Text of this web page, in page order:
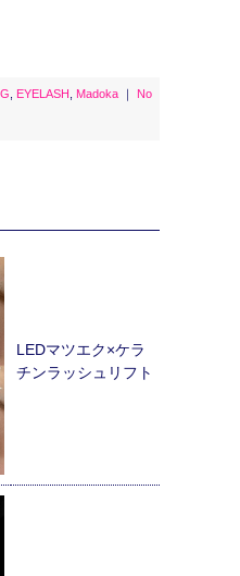
EYELASH Madoka ｜ No
LEDマツエク×ケラ
チンラッシュリフト